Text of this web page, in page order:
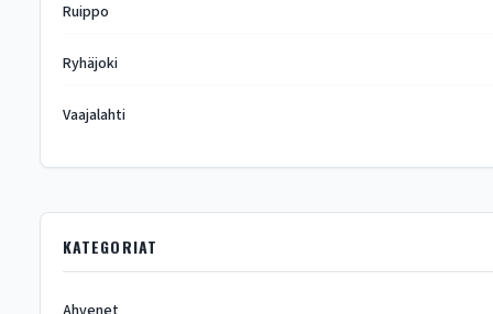
Ruippo
Ryhäjoki
Vaajalahti
KATEGORIAT